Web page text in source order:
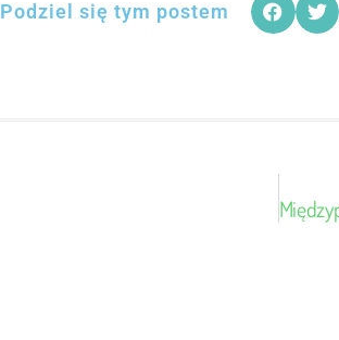
Podziel się tym postem